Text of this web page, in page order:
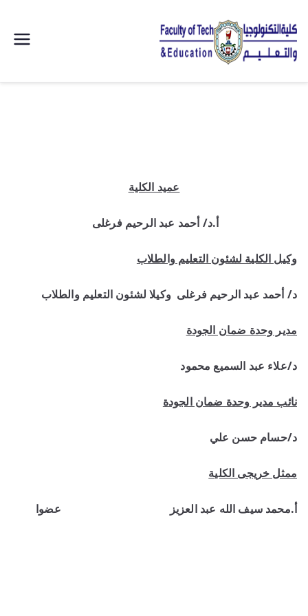
التكنولوجيا
جامعة
سوهاج |
عميد الكلية
أ.د/ أحمد عبد الرحيم فرغلى
وكيل الكلية لشئون التعليم والطلاب
د/ أحمد عبد الرحيم فرغلى وكيلا لشئون التعليم والطلاب
مدير وحدة ضمان الجودة
د/علاء عبد السميع محمود
نائب مدير وحدة ضمان الجودة
د/حسام حسن علي
ممثل خريجى الكلية
أ.محمد سيف الله عبد العزيز عضوا